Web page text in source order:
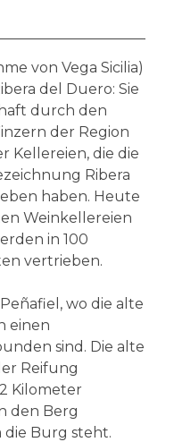
von Vega Sicilia)
del Duero: Sie
durch den
der Region
Kellereien, die die
Ribera
haben. Heute
Weinkellereien
in 100
vertrieben.
wo die alte
einen
sind. Die alte
Reifung
Kilometer
den Berg
Burg steht.